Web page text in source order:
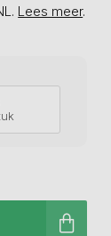
Lees meer.